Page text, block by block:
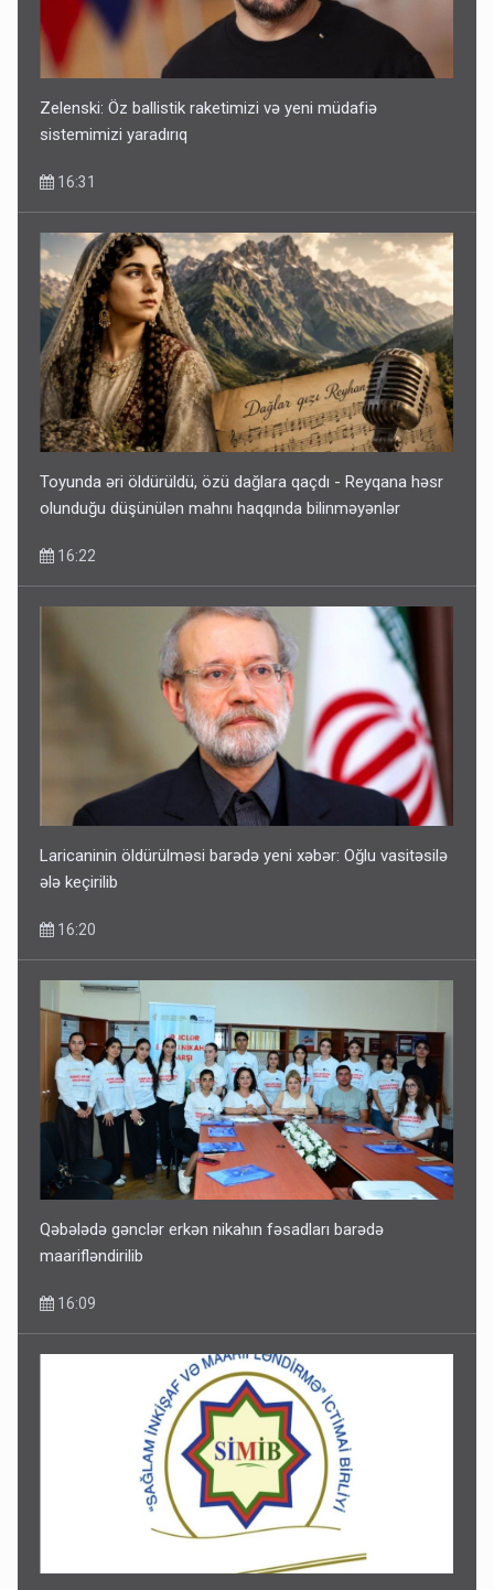
Zelenski: Öz ballistik raketimizi və yeni müdafiə
sistemimizi yaradırıq
16:31
Toyunda əri öldürüldü, özü dağlara qaçdı - Reyqana həsr
olunduğu düşünülən mahnı haqqında bilinməyənlər
16:22
Laricaninin öldürülməsi barədə yeni xəbər: Oğlu vasitəsilə
ələ keçirilib
16:20
Qəbələdə gənclər erkən nikahın fəsadları barədə
maarifləndirilib
16:09